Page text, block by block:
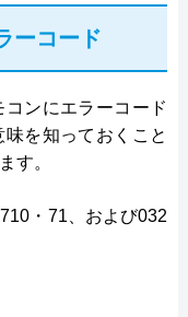
ーコード
ンにエラーコード
を知っておくこと
す。
・71、および032